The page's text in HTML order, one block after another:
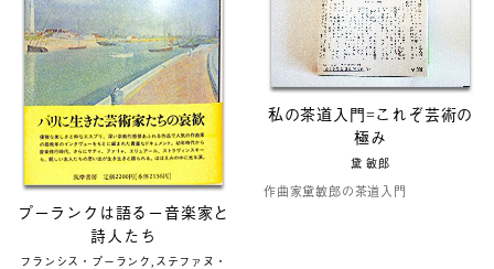
プーランクは語るー音楽家と
詩人たち
フランシス・プーランク,ステファヌ・
私の茶道入門=これぞ芸術の
極み
黛 敏郎
作曲家黛敏郎の茶道入門